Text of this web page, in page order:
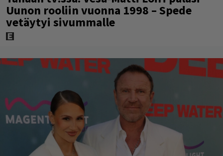
Uunon rooliin vuonna 1998 – Spede
vetäytyi sivummalle